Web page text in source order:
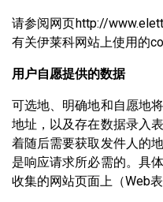
请参阅网页http://
有关伊莱科网站上使用的
用户自愿提供的数据
可选地、明确地和自愿地
地址，以及存在数据录入
着随后需要获取发件人的
是响应请求所必需的。具
收集的网站页面上（Web表